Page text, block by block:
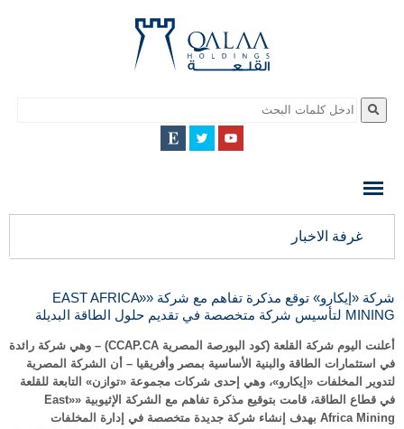
QALAA
QALAA
غرفة الاخبار
شركة «إيكارو» توقع مذكرة تفاهم مع شركة ««EAST AFRICA
MINING لتأسيس شركة متخصصة في تقديم حلول الطاقة البديلة
أعلنت اليوم شركة القلعة (كود البورصة المصرية CCAP.CA) – وهي شركة رائدة
في استثمارات الطاقة والبنية الأساسية بمصر وأفريقيا – أن الشركة المصرية
لتدوير المخلفات «إيكارو»، وهي إحدى شركات مجموعة «توازن» التابعة للقلعة
في قطاع الطاقة، قامت بتوقيع مذكرة تفاهم مع الشركة الإثيوبية ««East
Africa Mining بهدف إنشاء شركة جديدة متخصصة في إدارة المخلفات